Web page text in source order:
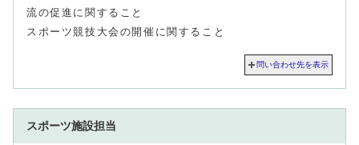
流の促進に関すること
スポーツ競技大会の開催に関すること
問い合わせ先を表示
スポーツ施設担当